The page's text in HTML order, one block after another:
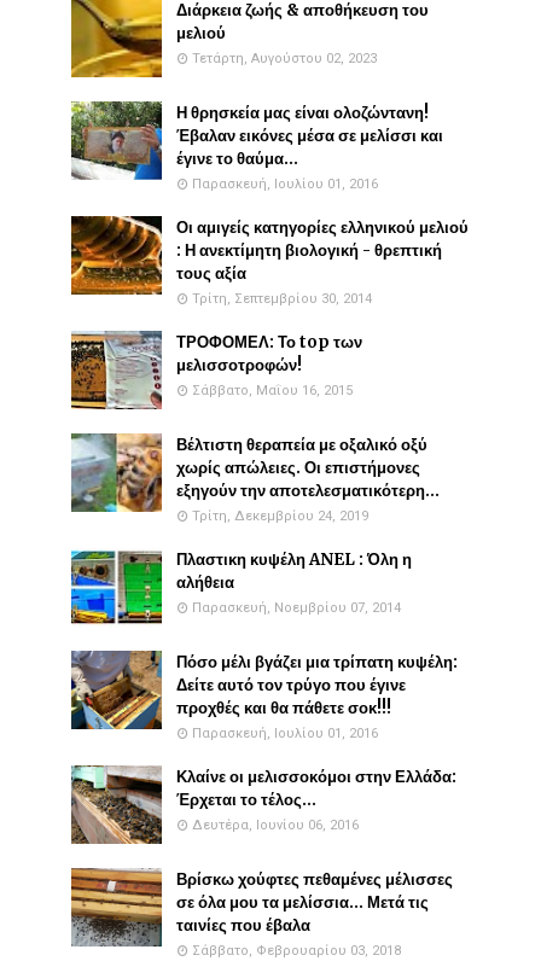
Διάρκεια ζωής & αποθήκευση του
μελιού
Τετάρτη, Αυγούστου 02, 2023
Η θρησκεία μας είναι ολοζώντανη!
Έβαλαν εικόνες μέσα σε μελίσσι και
έγινε το θαύμα...
Παρασκευή, Ιουλίου 01, 2016
Οι αμιγείς κατηγορίες ελληνικού μελιού
: Η ανεκτίμητη βιολογική - θρεπτική
τους αξία
Τρίτη, Σεπτεμβρίου 30, 2014
ΤΡΟΦΟΜΕΛ: Το top των
μελισσοτροφών!
Σάββατο, Μαΐου 16, 2015
Βέλτιστη θεραπεία με οξαλικό οξύ
χωρίς απώλειες. Οι επιστήμονες
εξηγούν την αποτελεσματικότερη...
Τρίτη, Δεκεμβρίου 24, 2019
Πλαστικη κυψέλη ANEL : Όλη η
αλήθεια
Παρασκευή, Νοεμβρίου 07, 2014
Πόσο μέλι βγάζει μια τρίπατη κυψέλη:
Δείτε αυτό τον τρύγο που έγινε
προχθές και θα πάθετε σοκ!!!
Παρασκευή, Ιουλίου 01, 2016
Κλαίνε οι μελισσοκόμοι στην Ελλάδα:
Έρχεται το τέλος...
Δευτέρα, Ιουνίου 06, 2016
Βρίσκω χούφτες πεθαμένες μέλισσες
σε όλα μου τα μελίσσια... Μετά τις
ταινίες που έβαλα
Σάββατο, Φεβρουαρίου 03, 2018